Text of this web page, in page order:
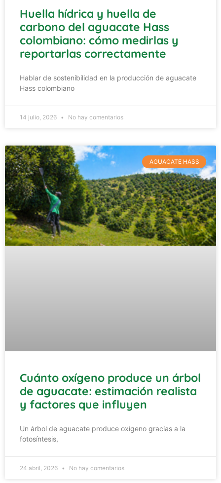
Huella hídrica y huella de
carbono del aguacate Hass
colombiano: cómo medirlas y
reportarlas correctamente
Hablar de sostenibilidad en la producción de aguacate
Hass colombiano
14 julio, 2026 No hay comentarios
AGUACATE HASS
Cuánto oxígeno produce un árbol
de aguacate: estimación realista
y factores que influyen
Un árbol de aguacate produce oxígeno gracias a la
fotosíntesis,
24 abril, 2026 No hay comentarios